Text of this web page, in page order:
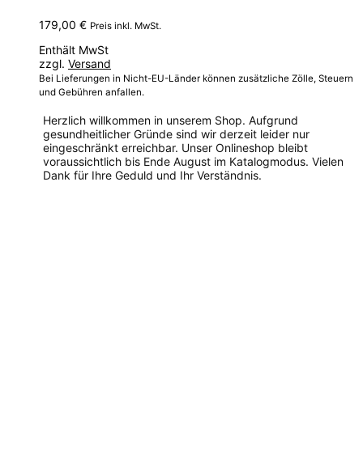
179,00 € Preis inkl. MwSt.
Enthält MwSt
zzgl. Versand
Bei Lieferungen in Nicht-EU-Länder können zusätzliche Zölle, Steuern
und Gebühren anfallen.
Herzlich willkommen in unserem Shop. Aufgrund
gesundheitlicher Gründe sind wir derzeit leider nur
eingeschränkt erreichbar. Unser Onlineshop bleibt
voraussichtlich bis Ende August im Katalogmodus. Vielen
Dank für Ihre Geduld und Ihr Verständnis.